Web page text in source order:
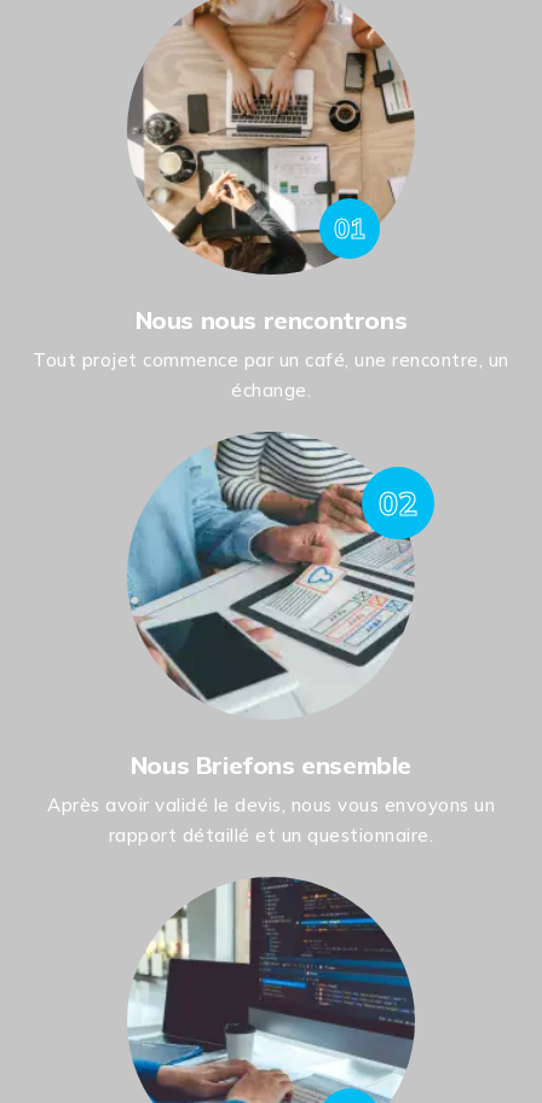
01
Nous nous rencontrons
Tout projet commence par un café, une rencontre, un
échange.
02
Nous Briefons ensemble
Après avoir validé le devis, nous vous envoyons un
rapport détaillé et un questionnaire.